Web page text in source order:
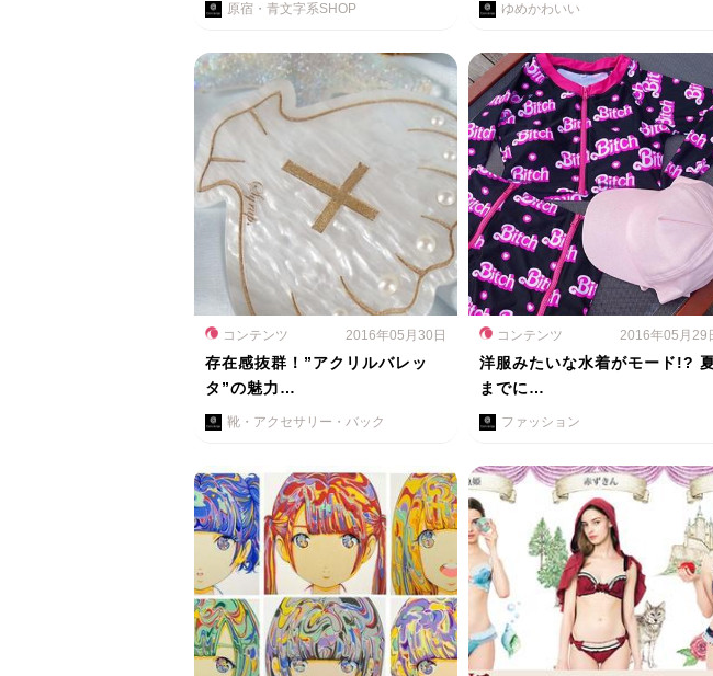
原宿・青文字系SHOP ゆめかわいい
コンテンツ 2016年05月30日
存在感抜群！”アクリルバレッ
タ”の魅力…
靴・アクセサリー・バック
コンテンツ 2016年05月29
洋服みたいな水着がモード!?
までに…
ファッション